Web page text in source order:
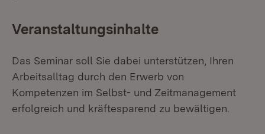
Veranstaltungsinhalte
Das Seminar soll Sie dabei unterstützen, Ihren
Arbeitsalltag durch den Erwerb von
Kompetenzen im Selbst- und Zeitmanagement
erfolgreich und kräftesparend zu bewältigen.